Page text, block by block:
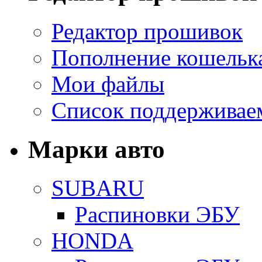
Редактор прошивок
Пополнение
Мои файлы
Список
Марки авто
SUBARU
Распиновки ЭБУ
HONDA